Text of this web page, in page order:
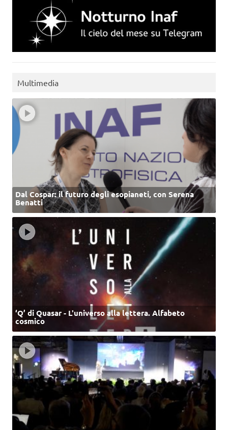
Multimedia
Dal Cospar: il futuro degli esopianeti, con Serena
Benatti
‘Q’ di Quasar - L'universo alla lettera. Alfabeto
cosmico